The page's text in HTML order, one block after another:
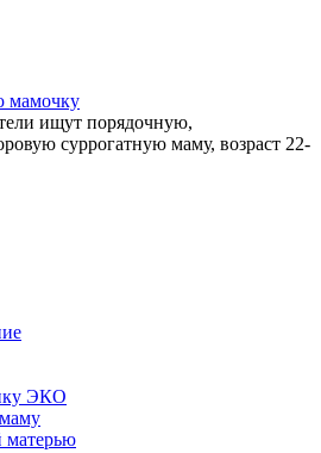
мамочку
ищут порядочную,
суррогатную маму, возраст 22-
ЭКО
матерью